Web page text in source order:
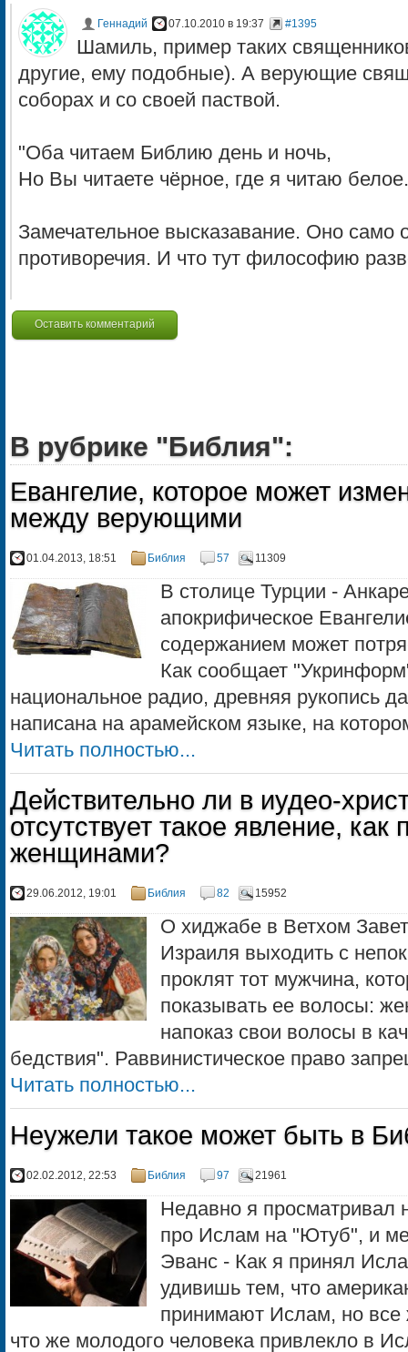
Геннадий 07.10.2010 в 19:37 #1395
Шамиль, пример таких
другие, ему подобные). А верующие
соборах и со своей паствой.
"Оба читаем Библию день и ночь,
Но Вы читаете чёрное, где я читаю
Замечательное высказавание. Оно само
противоречия. И что тут философию
Оставить комментарий
В рубрике "Библия":
Евангелие, которое может
между верующими
01.04.2013, 18:51 Библия 57 11309
В столице Турции -
апокрифическое
содержанием может
Как сообщает
национальное радио, древняя рукопись
написана на арамейском языке, на
Читать полностью...
Действительно ли в иудео-
отсутствует такое явление,
женщинами?
29.06.2012, 19:01 Библия 82 15952
О хиджабе в Ветхом
Израиля выходить с
проклят тот мужчина,
показывать ее волосы:
напоказ свои волосы в
бедствия". Раввинистическое право
Читать полностью...
Неужели такое может быть в
02.02.2012, 22:53 Библия 97 21961
Недавно я просматривал
про Ислам на "Ютуб", и
Эванс - Как я принял
удивишь тем, что
принимают Ислам, но все
что же молодого человека привлекло в